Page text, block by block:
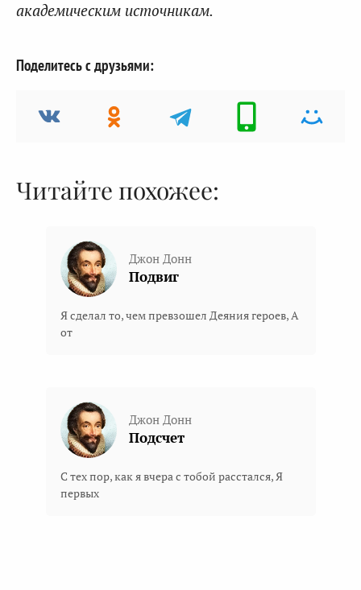
академическим источникам.
Поделитесь с друзьями:
Читайте похожее:
Джон Донн
Подвиг
Я сделал то, чем превзошел Деяния героев, А
от
Джон Донн
Подсчет
С тех пор, как я вчера с тобой расстался, Я
первых